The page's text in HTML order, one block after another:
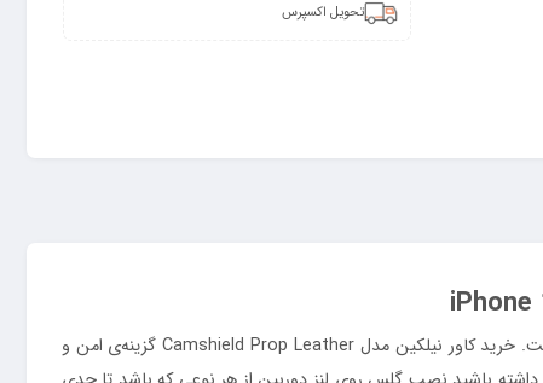
تحویل اکسپرس
دوست دارید به‌ صورت هم‌ زمان هم از بدنه گوشی و هم از لنز دوربین آن محافظت کنید. انتخاب یک قاب از میان گزینه‌های مختلف کار مشکلی است. خرید کاور نیلکین مدل Camshield Prop Leather گزینه‌ی امن و